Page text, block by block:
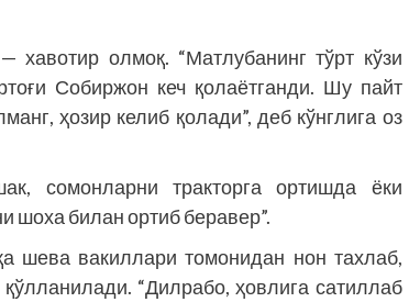
хавотир олмоқ. “Матлубанинг тўрт кўзи
Собиржон кеч қолаётганди. Шу пайт
ҳозир келиб қолади”, деб кўнглига оз
сомонларни тракторга ортишда ёки
билан ортиб беравер”.
шева вакиллари томонидан нон тахлаб,
“Дилрабо, ҳовлига сатиллаб